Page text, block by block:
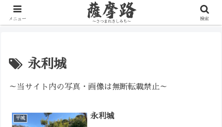
写真で辿る薩摩の歴史路
永利城
～当サイト内の写真・画像は無断転載禁止～
平城 永利城
メニュー 検索